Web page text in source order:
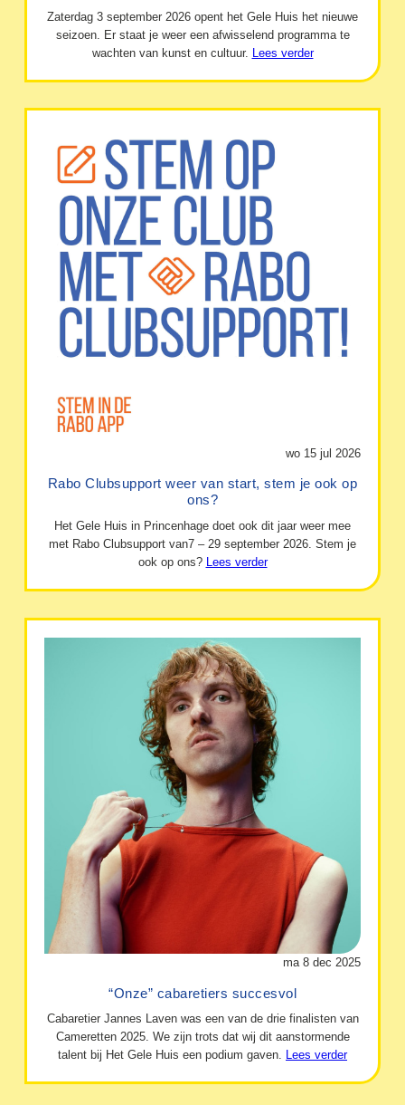
Zaterdag 3 september 2026 opent het Gele Huis het nieuwe
seizoen. Er staat je weer een afwisselend programma te
wachten van kunst en cultuur. Lees verder
wo 15 jul 2026
Rabo Clubsupport weer van start, stem je ook op
ons?
Het Gele Huis in Princenhage doet ook dit jaar weer mee
met Rabo Clubsupport van7 – 29 september 2026. Stem je
ook op ons? Lees verder
ma 8 dec 2025
“Onze” cabaretiers succesvol
Cabaretier Jannes Laven was een van de drie finalisten van
Cameretten 2025. We zijn trots dat wij dit aanstormende
talent bij Het Gele Huis een podium gaven. Lees verder